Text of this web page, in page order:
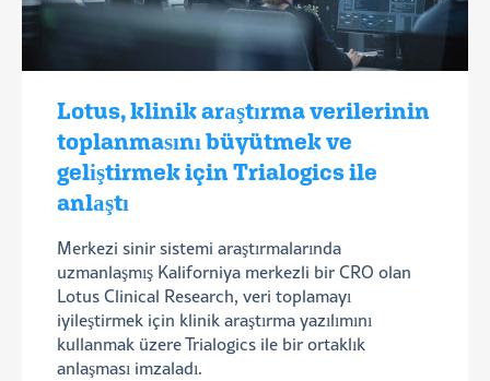
Lotus, klinik araştırma verilerinin
toplanmasını büyütmek ve
geliştirmek için Trialogics ile
anlaştı
Merkezi sinir sistemi araştırmalarında
uzmanlaşmış Kaliforniya merkezli bir CRO olan
Lotus Clinical Research, veri toplamayı
iyileştirmek için klinik araştırma yazılımını
kullanmak üzere Trialogics ile bir ortaklık
anlaşması imzaladı.